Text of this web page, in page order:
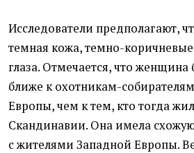
Исследователи предполагают,
темная кожа, темно-
глаза. Отмечается, что женщина
ближе к охотникам-
Европы, чем к тем, кто тогда
Скандинавии. Она имела
с жителями Западной Европы.